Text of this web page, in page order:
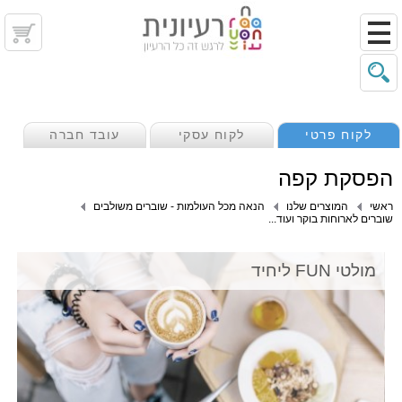
לקוח פרטי לקוח עסקי עובד חברה
הפסקת קפה
ראשי המוצרים שלנו
הנאה מכל העולמות - שוברים משולבים
שוברים לארוחות בוקר ועוד...
מולטי FUN ליחיד